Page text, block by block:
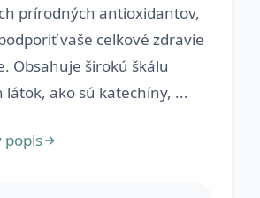
prírodných antioxidantov,
vaše celkové zdravie
Obsahuje širokú škálu
látok, ako sú katechíny, ...
popis